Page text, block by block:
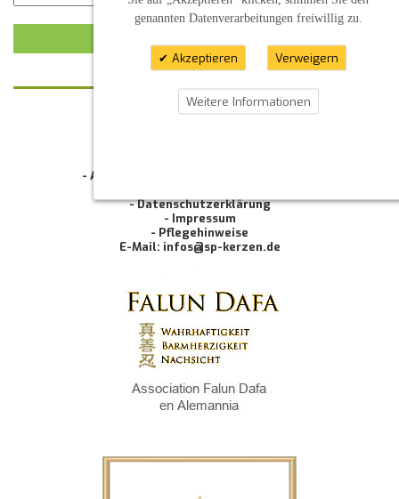
- Allgemeine Geschäftsbedingung (AGB)
- Datenschutzerklärung
- Impressum
- Pflegehinweise
E-Mail: infos@sp-kerzen.de
genannten Datenverarbeitungen freiwillig zu.
Akzeptieren Verweigern
Weitere Informationen